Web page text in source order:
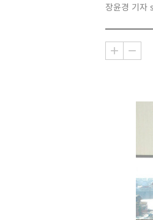
장윤경 기